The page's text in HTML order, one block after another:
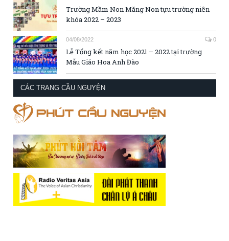
Trường Mầm Non Măng Non tựu trường niên
khóa 2022 – 2023
04/08/2022 0
Lễ Tổng kết năm học 2021 – 2022 tại trường
Mẫu Giáo Hoa Anh Đào
CÁC TRANG CẦU NGUYỆN